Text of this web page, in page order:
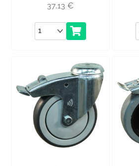
37,13 €
Anzahl